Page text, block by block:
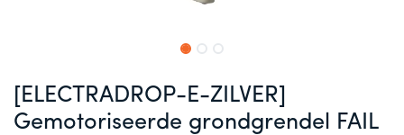
[ELECTRADROP-E-ZILVER]
Gemotoriseerde grondgrendel FAIL